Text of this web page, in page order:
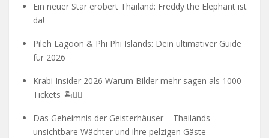
Ein neuer Star erobert Thailand: Freddy the Elephant ist
da!
Pileh Lagoon & Phi Phi Islands: Dein ultimativer Guide
für 2026
Krabi Insider 2026 Warum Bilder mehr sagen als 1000
Tickets 🏝️🧗‍♂️
Das Geheimnis der Geisterhäuser – Thailands
unsichtbare Wächter und ihre pelzigen Gäste